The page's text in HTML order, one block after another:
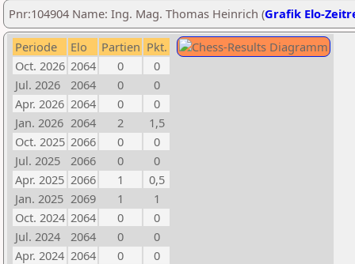
Pnr:104904 Name: Ing. Mag. Thomas Heinrich (Grafik Elo-
Periode Elo Partien Pkt.
Oct. 2026 2064 0
0
Jul. 2026
2064 0
0
Apr. 2026 2064 0
0
Jan. 2026 2064 2
1,5
Oct. 2025 2066 0
0
Jul. 2025
2066 0
0
Apr. 2025 2066 1
0,5
Jan. 2025 2069 1
1
Oct. 2024 2064 0
0
Jul. 2024
2064 0
0
Apr. 2024 2064 0
0